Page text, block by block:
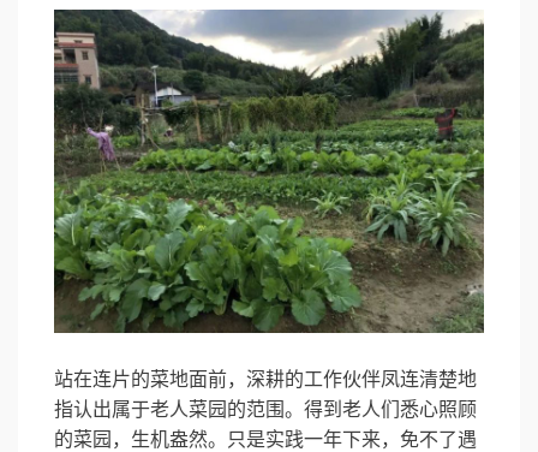
站在连片的菜地面前，深耕的工作伙伴凤连清楚地
指认出属于老人菜园的范围。得到老人们悉心照顾
的菜园，生机盎然。只是实践一年下来，免不了遇